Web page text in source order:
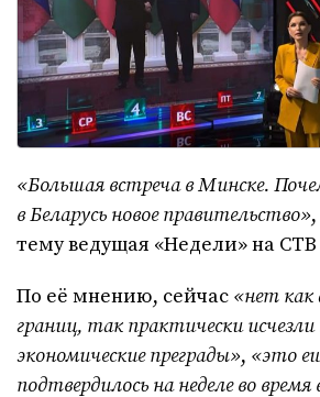
«Большая встреча в Минске.
в Беларусь новое правительство»
тему ведущая «Недели» на
По её мнению, сейчас «нет как
границ, так практически
экономические преграды», «это
подтвердилось на неделе во